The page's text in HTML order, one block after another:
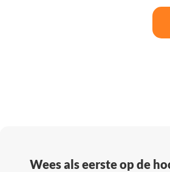
Wees als eerste op de